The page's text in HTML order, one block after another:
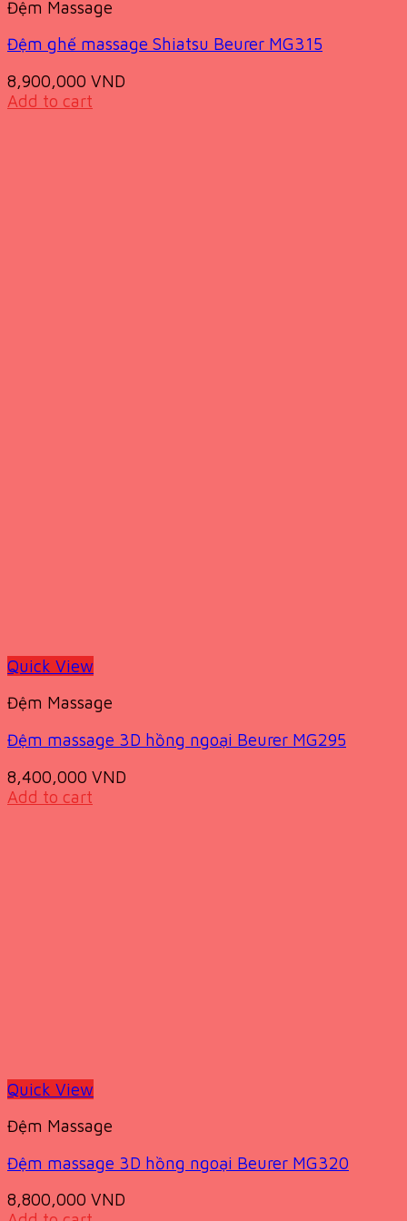
Đệm Massage
Đệm ghế massage Shiatsu Beurer MG315
8,900,000 VND
Add to cart
Quick View
Đệm Massage
Đệm massage 3D hồng ngoại Beurer MG295
8,400,000 VND
Add to cart
Quick View
Đệm Massage
Đệm massage 3D hồng ngoại Beurer MG320
8,800,000 VND